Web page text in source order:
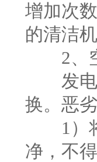
增加次
的清洁
2、空
发电
换。恶
1）将
净，不